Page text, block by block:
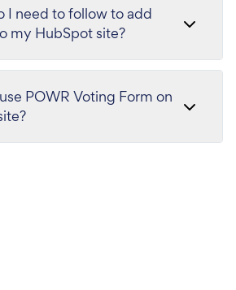
I need to follow to add
my HubSpot site?
POWR Voting Form on